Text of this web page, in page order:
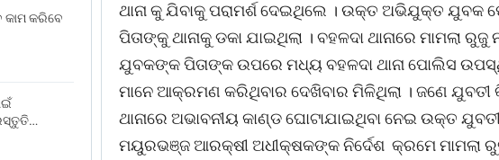
ଥାନା କୁ ଯିବାକୁ ପରାମର୍ଶ ଦେଇଥିଲେ । ଉକ୍ତ ଅଭିଯୁକ୍ତ ଯୁବକ
ପିତାଙ୍କୁ ଥାନାକୁ ଡକା ଯାଇଥିଲା । ବହଳଦା ଥାନାରେ ମାମଲା
ଯୁବକଙ୍କ ପିତାଙ୍କ ଉପରେ ମଧ୍ୟ ବହଳଦା ଥାନା ପୋଲିସ
ମାନେ ଆକ୍ରମଣ କରିଥିବାର ଦେଖିବାର ମିଳିଥିଲା । ଜଣେ
ଥାନାରେ ଅଭାବନୀୟ କାଣ୍ଡ ଘୋଟାଯାଇଥିବା ନେଇ ଉକ୍ତ
ମୟୁରଭଞ୍ଜ ଆରକ୍ଷୀ ଅଧୀକ୍ଷକଙ୍କ ନିର୍ଦେଶ କ୍ରମେ ମାମଲା
କରିବେ